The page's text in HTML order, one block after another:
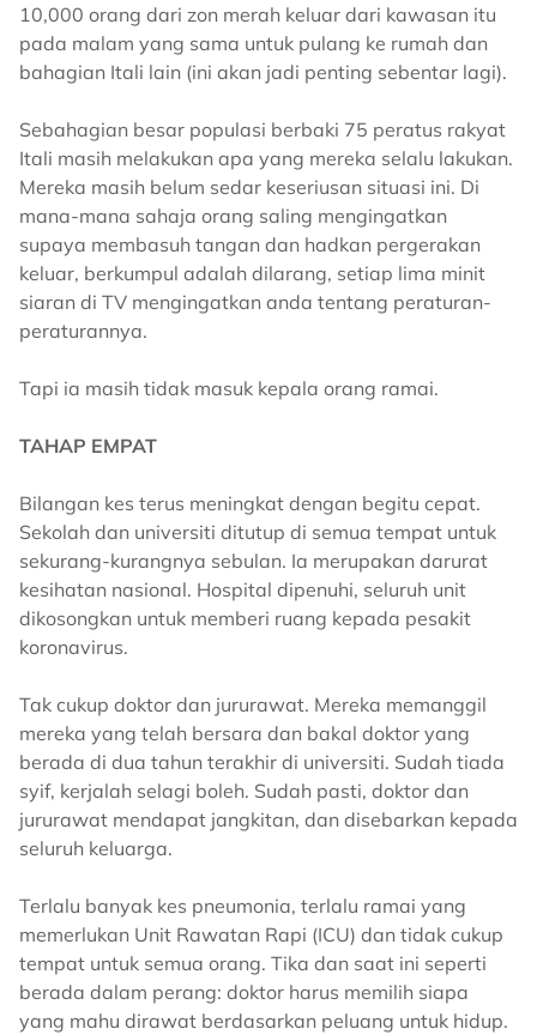
10,000 orang dari zon merah keluar dari kawasan itu
pada malam yang sama untuk pulang ke rumah dan
bahagian Itali lain (ini akan jadi penting sebentar lagi).
Sebahagian besar populasi berbaki 75 peratus rakyat
Itali masih melakukan apa yang mereka selalu lakukan.
Mereka masih belum sedar keseriusan situasi ini. Di
mana-mana sahaja orang saling mengingatkan
supaya membasuh tangan dan hadkan pergerakan
keluar, berkumpul adalah dilarang, setiap lima minit
siaran di TV mengingatkan anda tentang peraturan-
peraturannya.
Tapi ia masih tidak masuk kepala orang ramai.
TAHAP EMPAT
Bilangan kes terus meningkat dengan begitu cepat.
Sekolah dan universiti ditutup di semua tempat untuk
sekurang-kurangnya sebulan. Ia merupakan darurat
kesihatan nasional. Hospital dipenuhi, seluruh unit
dikosongkan untuk memberi ruang kepada pesakit
koronavirus.
Tak cukup doktor dan jururawat. Mereka memanggil
mereka yang telah bersara dan bakal doktor yang
berada di dua tahun terakhir di universiti. Sudah tiada
syif, kerjalah selagi boleh. Sudah pasti, doktor dan
jururawat mendapat jangkitan, dan disebarkan kepada
seluruh keluarga.
Terlalu banyak kes pneumonia, terlalu ramai yang
memerlukan Unit Rawatan Rapi (ICU) dan tidak cukup
tempat untuk semua orang. Tika dan saat ini seperti
berada dalam perang: doktor harus memilih siapa
yang mahu dirawat berdasarkan peluang untuk hidup.